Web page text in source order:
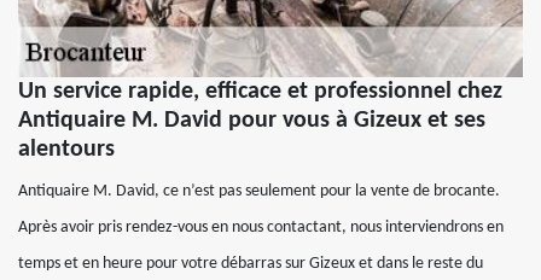
Un service rapide, efficace et professionnel chez
Antiquaire M. David pour vous à Gizeux et ses
alentours
Antiquaire M. David, ce n’est pas seulement pour la vente de brocante.
Après avoir pris rendez-vous en nous contactant, nous interviendrons en
temps et en heure pour votre débarras sur Gizeux et dans le reste du